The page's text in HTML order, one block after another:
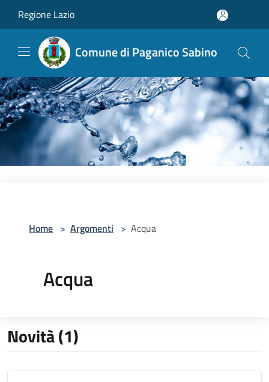
Regione Lazio
Comune di Paganico Sabino
Home > Argomenti > Acqua
Acqua
Novità (1)